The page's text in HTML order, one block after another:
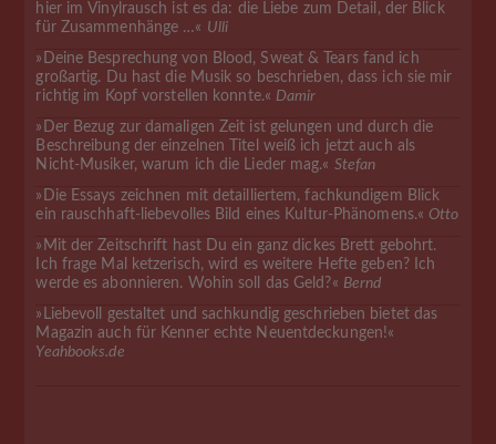
hier im Vinylrausch ist es da: die Liebe zum Detail, der Blick
für Zusammenhänge …« Ulli
»Deine Besprechung von Blood, Sweat & Tears fand ich
großartig. Du hast die Musik so beschrieben, dass ich sie mir
richtig im Kopf vorstellen konnte.« Damir
»Der Bezug zur damaligen Zeit ist gelungen und durch die
Beschreibung der einzelnen Titel weiß ich jetzt auch als
Nicht-Musiker, warum ich die Lieder mag.« Stefan
»Die Essays zeichnen mit detailliertem, fachkundigem Blick
ein rauschhaft-liebevolles Bild eines Kultur-Phänomens.« Otto
»Mit der Zeitschrift hast Du ein ganz dickes Brett gebohrt.
Ich frage Mal ketzerisch, wird es weitere Hefte geben? Ich
werde es abonnieren. Wohin soll das Geld?« Bernd
»Liebevoll gestaltet und sachkundig geschrieben bietet das
Magazin auch für Kenner echte Neuentdeckungen!«
Yeahbooks.de